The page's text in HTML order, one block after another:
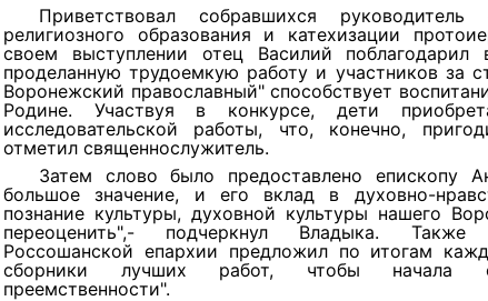
Приветствовал собравшихся руководитель
религиозного образования и катехизации
своем выступлении отец Василий поблагодарил
проделанную трудоемкую работу и участников за
Воронежский православный" способствует
Родине. Участвуя в конкурсе, дети
исследовательской работы, что, конечно,
отметил священнослужитель.
Затем слово было предоставлено епископу
большое значение, и его вклад в духовно-
познание культуры, духовной культуры нашего
переоценить",- подчеркнул Владыка.
Россошанской епархии предложил по итогам
сборники лучших работ, чтобы начала
преемственности".